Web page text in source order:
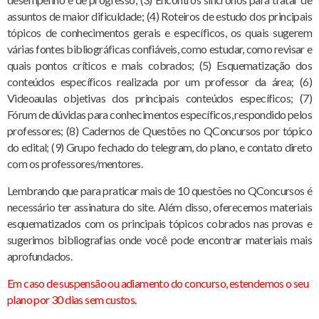
assuntos de maior dificuldade; (4) Roteiros de estudo dos principais
tópicos de conhecimentos gerais e específicos, os quais sugerem
várias fontes bibliográficas confiáveis, como estudar, como revisar e
quais pontos críticos e mais cobrados; (5) Esquematização dos
conteúdos específicos realizada por um professor da área; (6)
Videoaulas objetivas dos principais conteúdos específicos; (7)
Fórum de dúvidas para conhecimentos específicos, respondido pelos
professores; (8) Cadernos de Questões no QConcursos por tópico
do edital; (9) Grupo fechado do telegram, do plano, e contato direto
com os professores/mentores.
Lembrando que para praticar mais de 10 questões no QConcursos é
necessário ter assinatura do site. Além disso, oferecemos materiais
esquematizados com os principais tópicos cobrados nas provas e
sugerimos bibliografias onde você pode encontrar materiais mais
aprofundados.
Em caso de suspensão ou adiamento do concurso, estendemos o seu
plano por 30 dias sem custos.